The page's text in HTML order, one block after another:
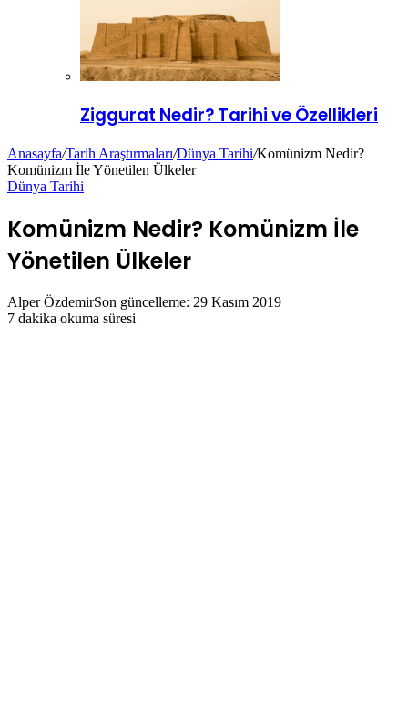
Ziggurat Nedir? Tarihi ve Özellikleri
Anasayfa/Tarih Araştırmaları/Dünya Tarihi/Komünizm Nedir?
Komünizm İle Yönetilen Ülkeler
Dünya Tarihi
Komünizm Nedir? Komünizm İle
Yönetilen Ülkeler
Alper ÖzdemirSon güncelleme: 29 Kasım 2019
7 dakika okuma süresi